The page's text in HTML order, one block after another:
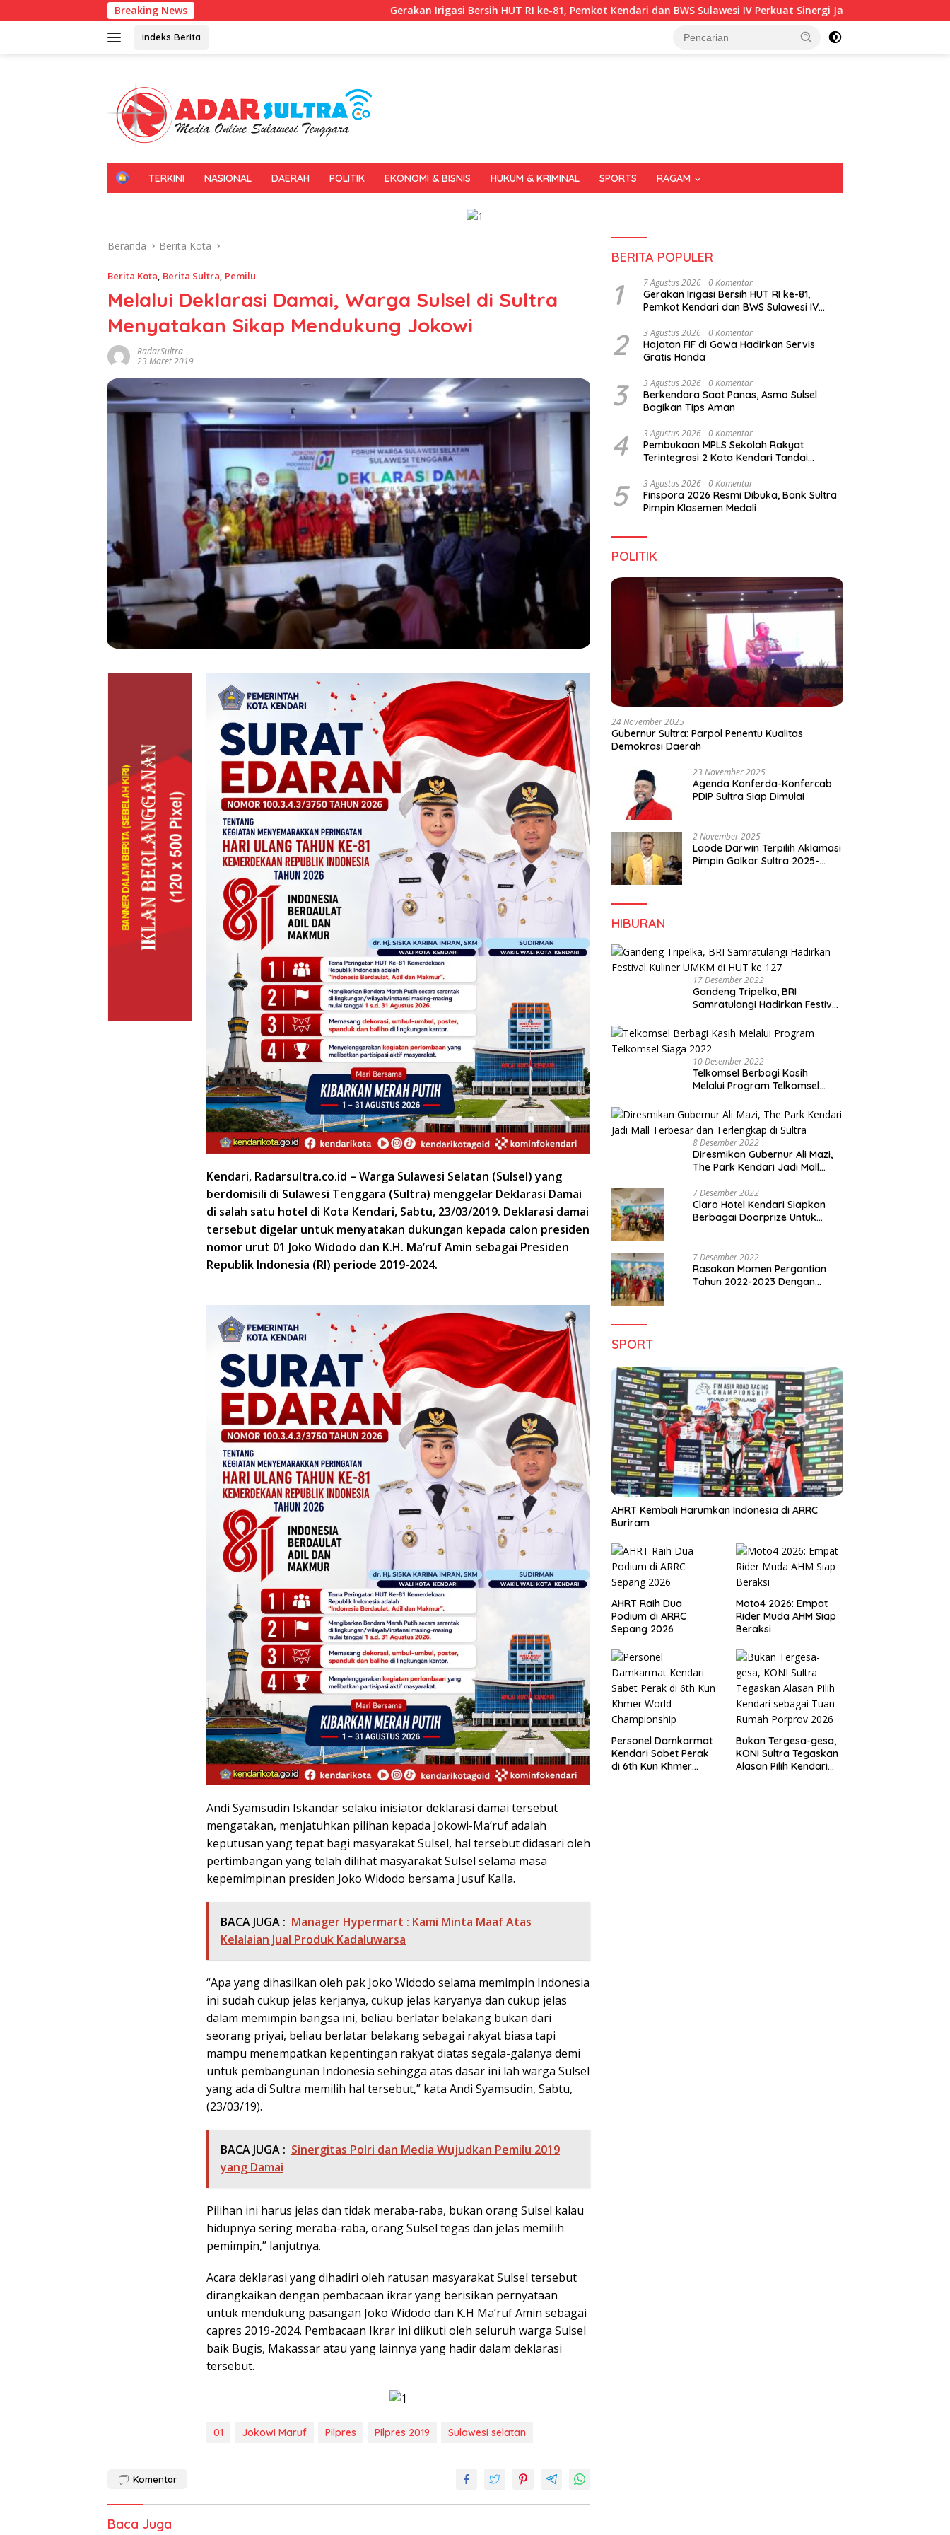
ke
Breaking News Gerakan Irigasi Bersih HUT RI ke-81, Pemkot Kendari dan BWS Sulawesi IV Perkuat Sinergi Jaga Irigasi Amohalo
Indeks Berita
H
TERKINI NASIONAL DAERAH POLITIK EKONOMI & BISNIS HUKUM & KRIMINAL SPORTS RAGAM
Beranda Berita Kota
Berita Kota Berita Sultra Pemilu
Melalui Deklarasi Damai, Warga Sulsel di Sultra
Menyatakan Sikap Mendukung Jokowi
RadarSultra
23 Maret 2019
Kendari, Radarsultra.co.id – Warga Sulawesi Selatan (Sulsel) yang
berdomisili di Sulawesi Tenggara (Sultra) menggelar Deklarasi Damai
di salah satu hotel di Kota Kendari, Sabtu, 23/03/2019. Deklarasi damai
tersebut digelar untuk menyatakan dukungan kepada calon presiden
nomor urut 01 Joko Widodo dan K.H. Ma’ruf Amin sebagai Presiden
Republik Indonesia (RI) periode 2019-2024.
Andi Syamsudin Iskandar selaku inisiator deklarasi damai tersebut
mengatakan, menjatuhkan pilihan kepada Jokowi-Ma’ruf adalah
keputusan yang tepat bagi masyarakat Sulsel, hal tersebut didasari oleh
pertimbangan yang telah dilihat masyarakat Sulsel selama masa
kepemimpinan presiden Joko Widodo bersama Jusuf Kalla.
BACA JUGA : Manager Hypermart : Kami Minta Maaf Atas
Kelalaian Jual Produk Kadaluwarsa
“Apa yang dihasilkan oleh pak Joko Widodo selama memimpin Indonesia
ini sudah cukup jelas kerjanya, cukup jelas karyanya dan cukup jelas
dalam memimpin bangsa ini, beliau berlatar belakang bukan dari
seorang priyai, beliau berlatar belakang sebagai rakyat biasa tapi
mampu menempatkan kepentingan rakyat diatas segala-galanya demi
untuk pembangunan Indonesia sehingga atas dasar ini lah warga Sulsel
yang ada di Sultra memilih hal tersebut,” kata Andi Syamsudin, Sabtu,
(23/03/19).
BACA JUGA : Sinergitas Polri dan Media Wujudkan Pemilu 2019
yang Damai
Pilihan ini harus jelas dan tidak meraba-raba, bukan orang Sulsel kalau
hidupnya sering meraba-raba, orang Sulsel tegas dan jelas memilih
pemimpin,” lanjutnya.
Acara deklarasi yang dihadiri oleh ratusan masyarakat Sulsel tersebut
dirangkaikan dengan pembacaan ikrar yang berisikan pernyataan
untuk mendukung pasangan Joko Widodo dan K.H Ma’ruf Amin sebagai
capres 2019-2024. Pembacaan Ikrar ini diikuti oleh seluruh warga Sulsel
baik Bugis, Makassar atau yang lainnya yang hadir dalam deklarasi
tersebut.
01 Jokowi Maruf Pilpres Pilpres 2019 Sulawesi selatan
Komentar
Baca Juga
BERITA POPULER
1 7 Agustus 2026 0 Komentar
Gerakan Irigasi Bersih HUT RI ke-81,
Pemkot Kendari dan BWS Sulawesi IV
2 3 Agustus 2026 0 Komentar
Hajatan FIF di Gowa Hadirkan Servis
Gratis Honda
3 3 Agustus 2026 0 Komentar
Berkendara Saat Panas, Asmo Sulsel
Bagikan Tips Aman
4 3 Agustus 2026 0 Komentar
Pembukaan MPLS Sekolah Rakyat
Terintegrasi 2 Kota Kendari Tandai
5 3 Agustus 2026 0 Komentar
Finspora 2026 Resmi Dibuka, Bank Sultra
Pimpin Klasemen Medali
POLITIK
24 November 2025
Gubernur Sultra: Parpol Penentu Kualitas
Demokrasi Daerah
23 November 2025
Agenda Konferda-Konfercab
PDIP Sultra Siap Dimulai
2 November 2025
Laode Darwin Terpilih Aklamasi
Pimpin Golkar Sultra 2025-
HIBURAN
17 Desember 2022
Gandeng Tripelka, BRI
Samratulangi Hadirkan Festival
10 Desember 2022
Telkomsel Berbagi Kasih
Melalui Program Telkomsel
8 Desember 2022
Diresmikan Gubernur Ali Mazi,
The Park Kendari Jadi Mall
Sultra
7 Desember 2022
Claro Hotel Kendari Siapkan
Berbagai Doorprize Untuk
7 Desember 2022
Rasakan Momen Pergantian
Tahun 2022-2023 Dengan
SPORT
AHRT Kembali Harumkan Indonesia di ARRC
Buriram
AHRT Raih Dua
Podium di ARRC
Sepang 2026
Moto4 2026: Empat
Rider Muda AHM Siap
Beraksi
Personel Damkarmat
Kendari Sabet Perak
di 6th Kun Khmer
Bukan Tergesa-gesa,
KONI Sultra Tegaskan
Alasan Pilih Kendari